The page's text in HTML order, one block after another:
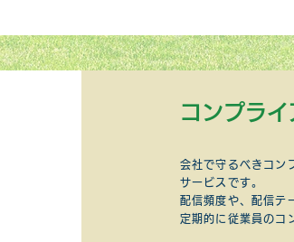
コンプラ
会社で守るべきコン
サービスです。
配信頻度や、配信テ
定期的に従業員のコ